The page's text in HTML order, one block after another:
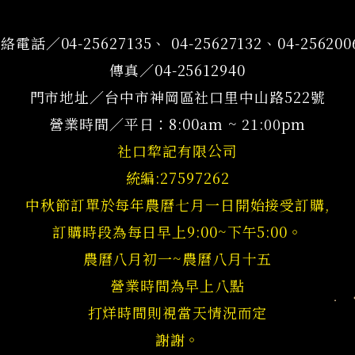
電話／04-25627135、 04-25627132、04-
傳真／04-25612940
門市地址／台中市神岡區社口里中山路522號
營業時間／平日：8:00am ~ 21:00pm
社口犂記有限公司
統編:27597262
中秋節訂單於每年農曆七月一日開始接受訂購,
訂購時段為每日早上9:00~下午5:00。
農曆八月初一~農曆八月十五
營業時間為早上八點
打烊時間則視當天情況而定
謝謝。